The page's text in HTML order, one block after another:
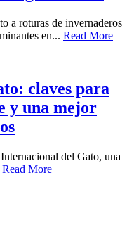
a roturas de invernaderos
en... Read More
claves para
y una mejor
del Gato, una
Read More